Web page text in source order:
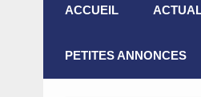
ACCUEIL
PETITES ANNONCES